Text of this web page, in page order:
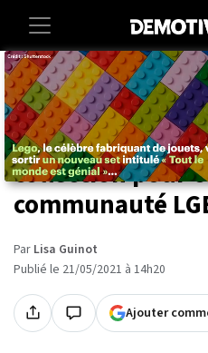
Accueil Societe
« Tout le monde
Lego lance une
collection pour
communauté
Par Lisa Guinot
Publié le 21/05/2021 à 14h20
Ajouter